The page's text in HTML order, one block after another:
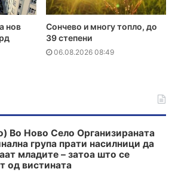
нов
Сончево и многу топло, до
39 степени
06.08.2026 08:49
Во Ново Село Организираната
група прати насилници да
младите – затоа што се
од вистината